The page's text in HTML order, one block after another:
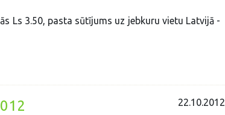
Ls 3.50, pasta sūtījums uz jebkuru vietu Latvijā -
22.10.2012